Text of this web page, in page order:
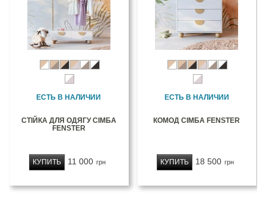
ЕСТЬ В НАЛИЧИИ
СТІЙКА ДЛЯ ОДЯГУ СІМБА
FENSTER
11 000 грн
КУПИТЬ
ЕСТЬ В НАЛИЧИИ
КОМОД СІМБА FENSTER
18 500 грн
КУПИТЬ